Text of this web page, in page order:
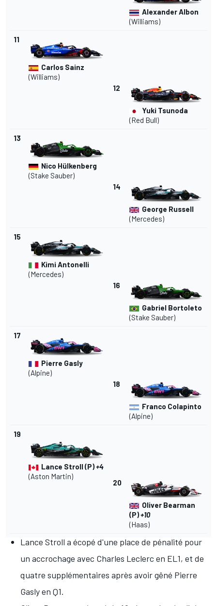
Alexander Albon
(Williams)
11
Carlos Sainz
(Williams)
12
Yuki Tsunoda
(Red Bull)
13
Nico Hülkenberg
(Stake Sauber)
14
George Russell
(Mercedes)
15
Kimi Antonelli
(Mercedes)
16
Gabriel Bortoleto
(Stake Sauber)
17
Pierre Gasly
(Alpine)
18
Franco Colapinto
(Alpine)
19
Lance Stroll (P)+4
(Aston Martin)
20
Oliver Bearman
(P)+10
(Haas)
Lance Stroll a écopé d'une place de pénalité pour
un accrochage avec Charles Leclerc en EL1, et de
quatre supplémentaires après avoir gêné Pierre
Gaslyen Q1.